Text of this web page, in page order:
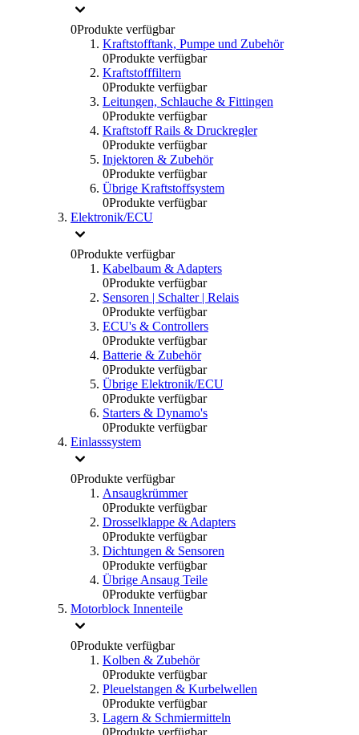
0Produkte verfügbar
Kraftstofftank, Pumpe und Zubehör
0Produkte verfügbar
Kraftstofffiltern
0Produkte verfügbar
Leitungen, Schlauche & Fittingen
0Produkte verfügbar
Kraftstoff Rails & Druckregler
0Produkte verfügbar
Injektoren & Zubehör
0Produkte verfügbar
Übrige Kraftstoffsystem
0Produkte verfügbar
Elektronik/ECU
0Produkte verfügbar
Kabelbaum & Adapters
0Produkte verfügbar
Sensoren | Schalter | Relais
0Produkte verfügbar
ECU's & Controllers
0Produkte verfügbar
Batterie & Zubehör
0Produkte verfügbar
Übrige Elektronik/ECU
0Produkte verfügbar
Starters & Dynamo's
0Produkte verfügbar
Einlasssystem
0Produkte verfügbar
Ansaugkrümmer
0Produkte verfügbar
Drosselklappe & Adapters
0Produkte verfügbar
Dichtungen & Sensoren
0Produkte verfügbar
Übrige Ansaug Teile
0Produkte verfügbar
Motorblock Innenteile
0Produkte verfügbar
Kolben & Zubehör
0Produkte verfügbar
Pleuelstangen & Kurbelwellen
0Produkte verfügbar
Lagern & Schmiermitteln
0Produkte verfügbar